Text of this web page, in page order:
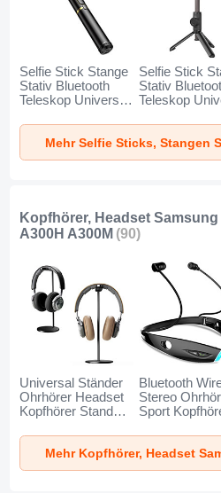
Selfie Stick Stange
Stativ Bluetooth
Teleskop Universal
Galaxy DS A300G
A300H A300M
Gold und Schwarz
Selfie Stick
Stativ
Teleskop
Galaxy DS
A300H
Schwarz
Kopfhörer, Headset Samsung
A300H A300M (90)
Universal Ständer
Ohrhörer Headset
Kopfhörer Stand
Galaxy DS A300G
A300H A300M
Schwarz
Bluetooth
Stereo
Sport
für Samsung
Galaxy DS
A300H